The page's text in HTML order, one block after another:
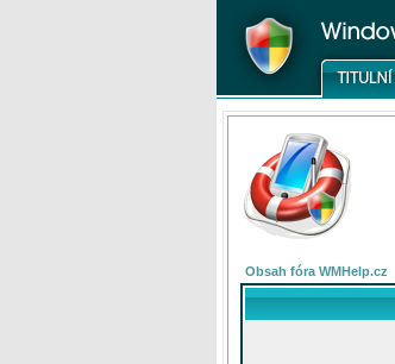
Obsah fóra WMHelp.cz